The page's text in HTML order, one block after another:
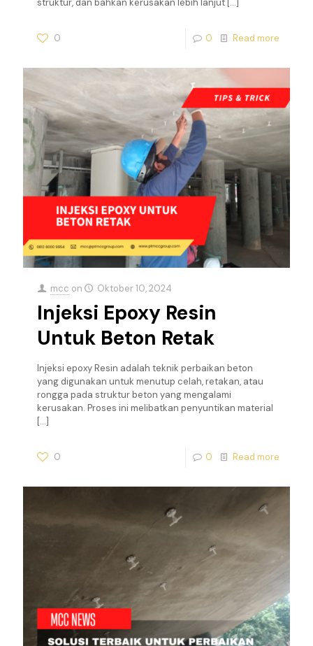
0 0 Read more
mcc on Oktober 10, 2024
Injeksi Epoxy Resin
Untuk Beton Retak
Injeksi epoxy Resin adalah teknik perbaikan beton
yang digunakan untuk menutup celah, retakan, atau
rongga pada struktur beton yang mengalami
kerusakan. Proses ini melibatkan penyuntikan material
[…]
0 0 Read more